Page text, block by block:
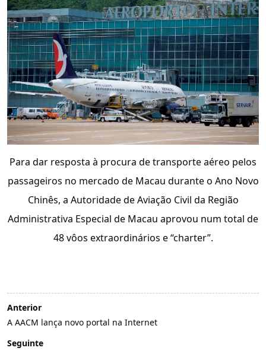
Para dar resposta à procura de transporte aéreo pelos
passageiros no mercado de Macau durante o Ano Novo
Chinês, a Autoridade de Aviação Civil da Região
Administrativa Especial de Macau aprovou num total de
48 vôos extraordinários e “charter”.
Anterior
A AACM lança novo portal na Internet
Seguinte